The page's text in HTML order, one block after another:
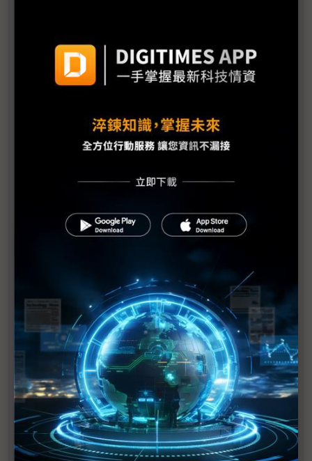
宜鼎COMPUTEX 2025聚焦產業AI應用 打造可擴充的
邊緣AI落地解決方案
COMPUTEX 2025盛大開展 攜手全球科技夥伴 領航AI
勤誠強勢亮相COMPUTEX 展示三大服務模式與前瞻
AI伺服器方案
呼應COMPUTEX 科思創高性能材料助消費電子永續
IPEVO Cast全系統無線投屏「輕量」登場 打造便攜
MetAI宇見智能與廣運機械攜手採用NVIDIA
Omniverse「Mega」Blueprint
立端於COMPUTEX發表搭載NVIDIA H200 GPU之高
階邊緣AI伺服器
「板上有名」推AI機殼設計平台 加速設計週期與創新
提升
台灣智慧技術研發首推NeuroBrick 新一代模組化
GPU貨櫃解決方案